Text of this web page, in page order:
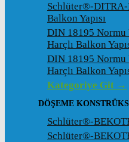
Schlüter®-
Balkon Yapısı
DIN 18195 Normu
Harçlı Balkon
DIN 18195 Normu
Harçlı Balkon
Kategoriye Git →
DÖŞEME
Schlüter®-
Schlüter®-